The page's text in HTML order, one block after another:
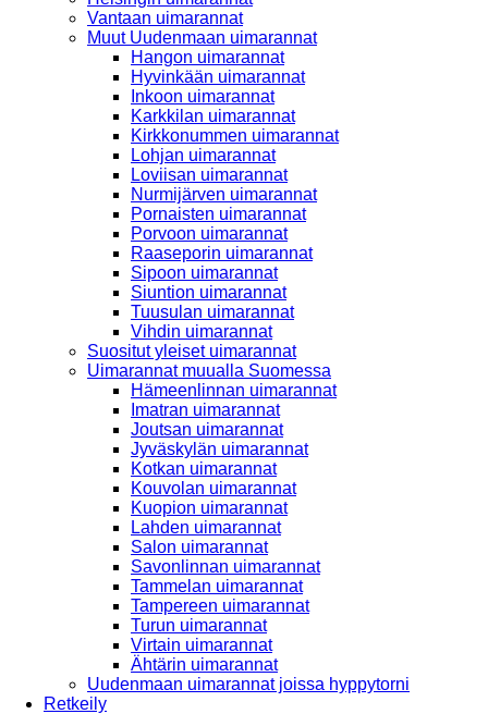
Vantaan uimarannat
Muut Uudenmaan uimarannat
Hangon uimarannat
Hyvinkään uimarannat
Inkoon uimarannat
Karkkilan uimarannat
Kirkkonummen uimarannat
Lohjan uimarannat
Loviisan uimarannat
Nurmijärven uimarannat
Pornaisten uimarannat
Porvoon uimarannat
Raaseporin uimarannat
Sipoon uimarannat
Siuntion uimarannat
Tuusulan uimarannat
Vihdin uimarannat
Suositut yleiset uimarannat
Uimarannat muualla Suomessa
Hämeenlinnan uimarannat
Imatran uimarannat
Joutsan uimarannat
Jyväskylän uimarannat
Kotkan uimarannat
Kouvolan uimarannat
Kuopion uimarannat
Lahden uimarannat
Salon uimarannat
Savonlinnan uimarannat
Tammelan uimarannat
Tampereen uimarannat
Turun uimarannat
Virtain uimarannat
Ähtärin uimarannat
Uudenmaan uimarannat joissa hyppytorni
Retkeily